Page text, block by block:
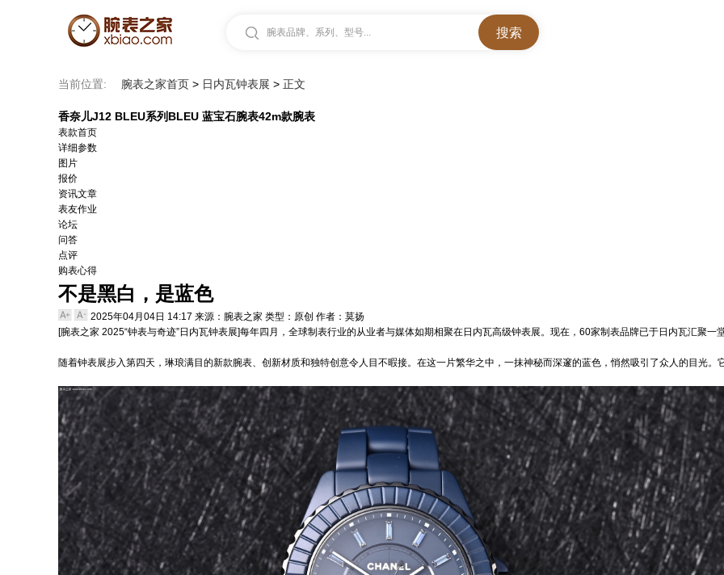
腕表品牌、系列、型号...
当前位置: 腕表之家首页 > 日内瓦钟表展 > 正文
香奈儿J12 BLEU系列BLEU 蓝宝石腕表42m款腕表
表款首页
详细参数
图片
报价
资讯文章
表友作业
论坛
问答
点评
购表心得
不是黑白，是蓝色
2025年04月04日 14:17 来源：腕表之家 类型：原创 作者：莫扬
[腕表之家 2025“钟表与奇迹”日内瓦钟表展]每年四月，全球制表行业的从业者与媒体如期相聚在日内瓦高级钟表展。现在，60家制 表品牌已于日内瓦汇聚一
随着钟表展步入第四天，琳琅满目的新款腕表、创新材质和独特创意令人目不暇接。在这一片繁华之中，一抹神秘而深邃的蓝色，悄然吸引了众人的目光